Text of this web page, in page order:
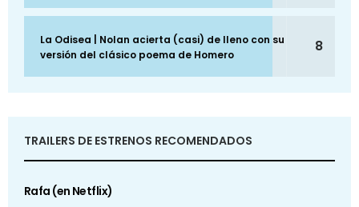
La Odisea | Nolan acierta (casi) de lleno con su
versión del clásico poema de Homero
8
TRAILERS DE ESTRENOS RECOMENDADOS
Rafa (en Netflix)